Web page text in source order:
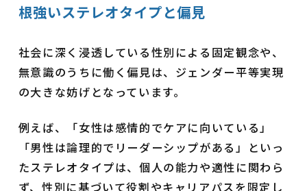
根強いステレオタイプと偏見
社会に深く浸透している性別による固定観念や、
無意識のうちに働く偏見は、ジェンダー平等実現
の大きな妨げとなっています。
例えば、「女性は感情的でケアに向いている」
「男性は論理的でリーダーシップがある」といっ
たステレオタイプは、個人の能力や適性に関わら
ず、性別に基づいて役割やキャリアパスを限定し